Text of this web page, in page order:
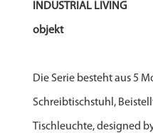
INDUSTRIAL LIVING
objekt
Die Serie besteht aus 5
Schreibtischstuhl,
Tischleuchte, designed